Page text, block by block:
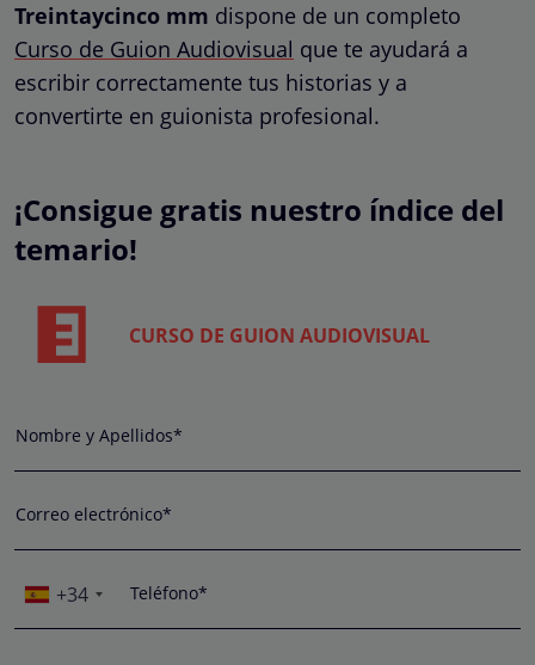
Treintaycinco mm dispone de un completo
Curso de Guion Audiovisual que te ayudará a
escribir correctamente tus historias y a
convertirte en guionista profesional.
¡Consigue gratis nuestro índice del
temario!
CURSO DE GUION AUDIOVISUAL
Nombre y Apellidos*
Correo electrónico*
+34 Teléfono*